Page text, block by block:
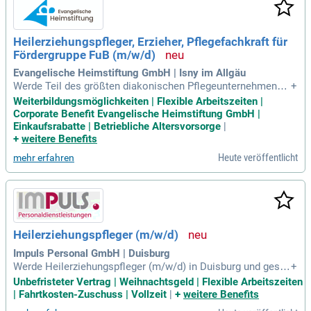
andidaten. Bei Korian achten wir auf die Einzigartigkeit eine
s jeden, besonders in verletzlichen Zeiten. Starte jetzt deine
Karriere als Heilerziehungspfleger:in (w/m/d) und trage dazu
bei, das Leben anderer zu verbessern!
Heilerziehungspfleger, Erzieher, Pflegefachkraft für
Fördergruppe FuB (m/w/d)
Evangelische Heimstiftung GmbH | Isny im Allgäu
Werde Teil des größten diakonischen Pflegeunternehmens i
n Baden-Württemberg. Als Heilerziehungspfleger, Erzieher o
der Pflegefachkraft (m/w/d) in der Fördergruppe FuB im Ste
phanuswerk Isny übernimmst du Verantwortung und kannst
Großartiges leisten. Hier gestaltest du aktiv die Zukunft von
stet für Krankheitsvertretungen in Teilzeit (27 oder 31 Stund
en/Woche). Außerdem besteht die Möglichkeit zur Weiterbe
schäftigung im Bereich Wohnen. Gestalte deinen Sinn stifte
nden Berufsweg in einem inspirierenden Arbeitsumfeld – be
wirb dich jetzt!
+
Weiterbildungsmöglichkeiten | Flexible Arbeitszeiten |
Corporate Benefit Evangelische Heimstiftung GmbH |
Einkaufsrabatte | Betriebliche Altersvorsorge
+ weitere Benefits
mehr erfahren Heute veröffentlicht
Heilerziehungspfleger (m/w/d)
Impuls Personal GmbH | Duisburg
Werde Heilerziehungspfleger (m/w/d) in Duisburg und gesta
lte die Entwicklung von Kindern aktiv mit! Du förderst sozial
e Fähigkeiten durch kreative Aktivitäten und unterstützt die
+
Unbefristeter Vertrag | Weihnachtsgeld | Flexible Arbeitszeiten
| Fahrtkosten-Zuschuss | Vollzeit | + weitere Benefits